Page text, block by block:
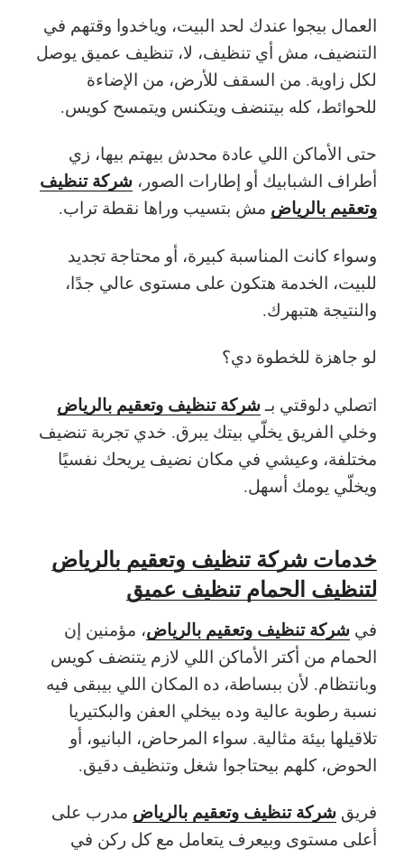
العمال بيجوا عندك لحد البيت، وياخدوا وقتهم في
التنضيف، مش أي تنظيف، لا، تنظيف عميق يوصل
لكل زاوية. من السقف للأرض، من الإضاءة
للحوائط، كله بيتنضف ويتكنس ويتمسح كويس.
حتى الأماكن اللي عادة محدش بيهتم بيها، زي
أطراف الشبابيك أو إطارات الصور، شركة تنظيف
وتعقيم بالرياض مش بتسيب وراها نقطة تراب.
وسواء كانت المناسبة كبيرة، أو محتاجة تجديد
للبيت، الخدمة هتكون على مستوى عالي جدًا،
والنتيجة هتبهرك.
لو جاهزة للخطوة دي؟
اتصلي دلوقتي بـ شركة تنظيف وتعقيم بالرياض
وخلي الفريق يخلّي بيتك يبرق. خدي تجربة تنضيف
مختلفة، وعيشي في مكان نضيف يريحك نفسيًا
ويخلّي يومك أسهل.
خدمات شركة تنظيف وتعقيم بالرياض
لتنظيف الحمام تنظيف عميق
في شركة تنظيف وتعقيم بالرياض، مؤمنين إن
الحمام من أكتر الأماكن اللي لازم يتنضف كويس
وبانتظام. لأن ببساطة، ده المكان اللي بيبقى فيه
نسبة رطوبة عالية وده بيخلي العفن والبكتيريا
تلاقيلها بيئة مثالية. سواء المرحاض، البانيو، أو
الحوض، كلهم بيحتاجوا شغل وتنظيف دقيق.
فريق شركة تنظيف وتعقيم بالرياض مدرب على
أعلى مستوى وبيعرف يتعامل مع كل ركن في